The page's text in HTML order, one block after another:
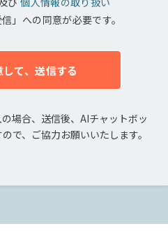
」への同意が必要です。
して、送信する
場合、送信後、AIチャットボッ
で、ご協力お願いいたします。